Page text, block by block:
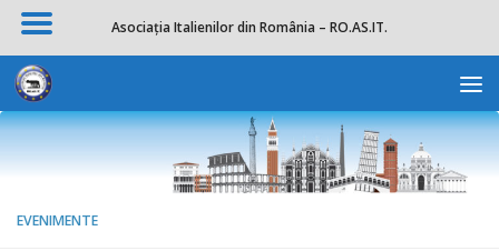
Skip to content
EVENIMENTE
Asociația Italienilor din România – RO.AS.IT.